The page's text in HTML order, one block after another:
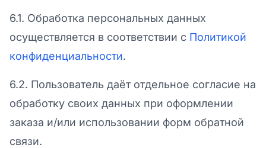
6.1. Обработка персональных данных
осуществляется в соответствии с Политикой
конфиденциальности.
6.2. Пользователь даёт отдельное согласие на
обработку своих данных при оформлении
заказа и/или использовании форм обратной
связи.